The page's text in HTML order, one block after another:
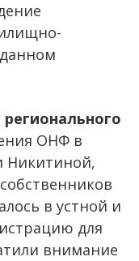
ОНФ в
Никитиной,
в устной и
для
внимание